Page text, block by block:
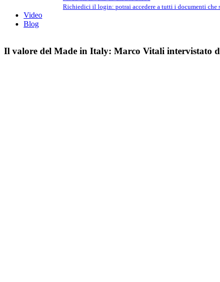
Richiedici il login: potrai accedere a tutti i documenti che
Video
Blog
Il valore del Made in Italy: Marco Vitali intervistato